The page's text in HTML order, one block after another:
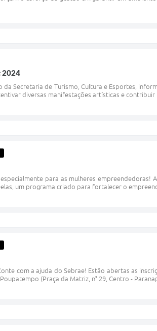
2024
da Secretaria de Turismo, Cultura e Esportes,
diversas manifestações artísticas e contribuir
para as mulheres empreendedoras!
um programa criado para fortalecer o
com a ajuda do Sebrae! Estão abertas as
(Praça da Matriz, n° 29, Centro -